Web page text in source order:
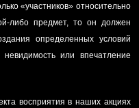
«участников» относительно
либо предмет, то он должен
определенных условий
или впечатление
восприятия в наших акциях